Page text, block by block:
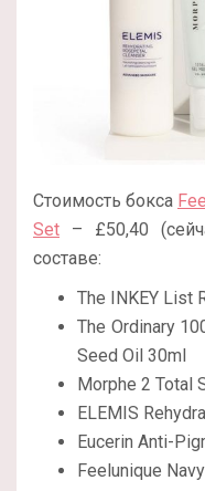
Стоимость бокса
Set – £50,40
составе:
The INKEY List
The Ordinary
Seed Oil 30ml
Morphe 2 Total
ELEMIS
Eucerin Anti-
Feelunique